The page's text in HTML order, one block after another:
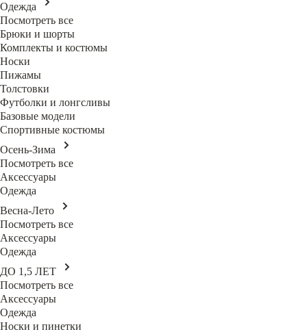
Одежда
Посмотреть все
Брюки и шорты
Комплекты и костюмы
Носки
Пижамы
Толстовки
Футболки и лонгсливы
Базовые модели
Спортивные костюмы
Осень-Зима
Посмотреть все
Аксессуары
Одежда
Весна-Лето
Посмотреть все
Аксессуары
Одежда
ДО 1,5 ЛЕТ
Посмотреть все
Аксессуары
Одежда
Носки и пинетки